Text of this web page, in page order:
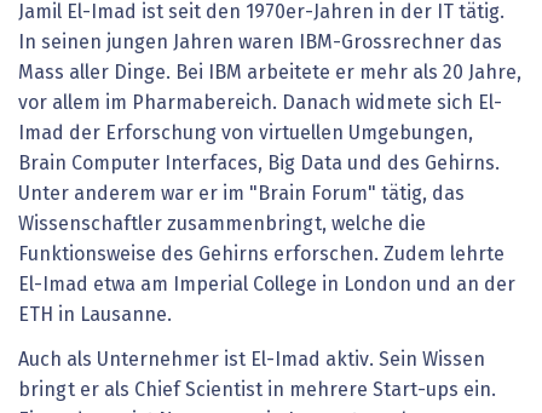
Jamil El-Imad ist seit den 1970er-Jahren in der IT tätig.
In seinen jungen Jahren waren IBM-Grossrechner das
Mass aller Dinge. Bei IBM arbeitete er mehr als 20 Jahre,
vor allem im Pharmabereich. Danach widmete sich El-
Imad der Erforschung von virtuellen Umgebungen,
Brain Computer Interfaces, Big Data und des Gehirns.
Unter anderem war er im "Brain Forum" tätig, das
Wissenschaftler zusammenbringt, welche die
Funktionsweise des Gehirns erforschen. Zudem lehrte
El-Imad etwa am Imperial College in London und an der
ETH in Lausanne.
Auch als Unternehmer ist El-Imad aktiv. Sein Wissen
bringt er als Chief Scientist in mehrere Start-ups ein.